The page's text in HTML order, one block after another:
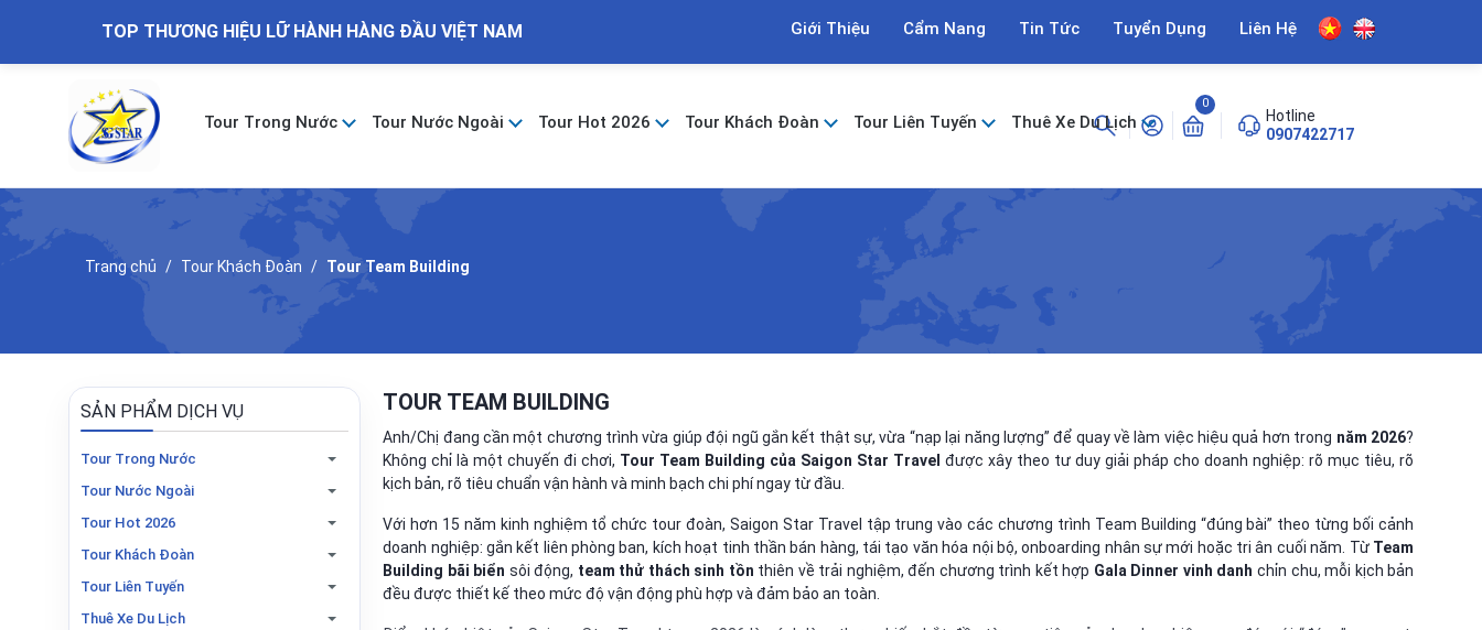
TOP THƯƠNG HIỆU LỮ HÀNH HÀNG ĐẦU VIỆT NAM Giới Thiệu Cẩm Nang Tin Tức Tuyển Dụng Liên Hệ
Tour Trong Nước Tour Nước Ngoài Tour Hot 2026 Tour Khách Đoàn Tour Liên Tuyến Thuê Xe Du Lịch
0
Hotline
0907422717
Trang chủ Tour Khách Đoàn Tour Team Building
SẢN PHẨM DỊCH VỤ
Tour Trong Nước
Tour Nước Ngoài
Tour Hot 2026
Tour Khách Đoàn
Tour Liên Tuyến
Thuê Xe Du Lịch
TOUR TEAM BUILDING
Anh/Chị đang cần một chương trình vừa giúp đội ngũ gắn kết thật sự, vừa “nạp lại năng lượng” để quay về làm việc hiệu quả hơn trong năm 2026?
Không chỉ là một chuyến đi chơi, Tour Team Building của Saigon Star Travel được xây theo tư duy giải pháp cho doanh nghiệp: rõ mục tiêu, rõ
kịch bản, rõ tiêu chuẩn vận hành và minh bạch chi phí ngay từ đầu.
Với hơn 15 năm kinh nghiệm tổ chức tour đoàn, Saigon Star Travel tập trung vào các chương trình Team Building “đúng bài” theo từng bối cảnh
doanh nghiệp: gắn kết liên phòng ban, kích hoạt tinh thần bán hàng, tái tạo văn hóa nội bộ, onboarding nhân sự mới hoặc tri ân cuối năm. Từ Team
Building bãi biển sôi động, team thử thách sinh tồn thiên về trải nghiệm, đến chương trình kết hợp Gala Dinner vinh danh chỉn chu, mỗi kịch bản
đều được thiết kế theo mức độ vận động phù hợp và đảm bảo an toàn.